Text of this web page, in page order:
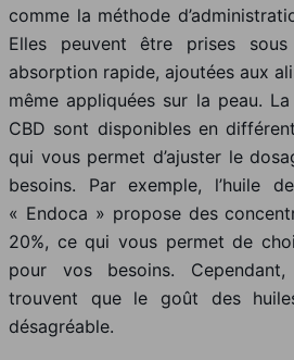
comme la méthode
Elles peuvent être prises
absorption rapide, ajoutées aux
même appliquées sur la peau.
CBD sont disponibles en
qui vous permet d’ajuster le
besoins. Par exemple, l’huile
« Endoca » propose des
20%, ce qui vous permet de
pour vos besoins. Cependant,
trouvent que le goût des
désagréable.